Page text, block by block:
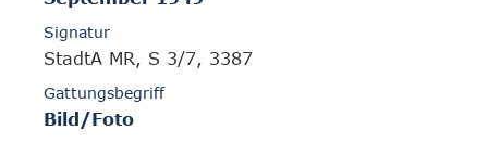
Signatur
StadtA MR, S 3/7, 3387
Gattungsbegriff
Bild/Foto